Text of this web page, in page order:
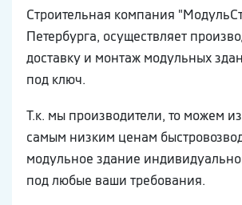
Строительная компания
Петербурга, осуществляет
доставку и монтаж модульных
под ключ.
Т.к. мы производители, то можем
самым низким ценам
модульное здание
под любые ваши требования.